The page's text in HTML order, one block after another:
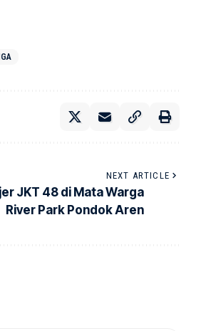
NEXT ARTICLE
JKT 48 di Mata Warga
River Park Pondok Aren